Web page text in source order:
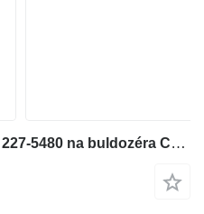
Kľukový hriadeľ Caterpillar 227-5480 na buldozéra Caterpillar D2 / D4 / D5 / D6 / D7 / D8 / RD6 / R4 / 938 / 950 / 962 / 966 / 318 / 320